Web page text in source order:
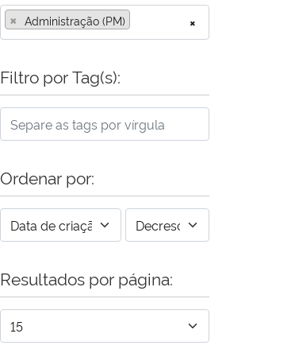
×
× Administração (PM)
Filtro por Tag(s):
Ordenar por:
Resultados por página: